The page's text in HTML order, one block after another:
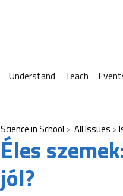
Understand Teach
Science in School All Issues
Éles
jól?